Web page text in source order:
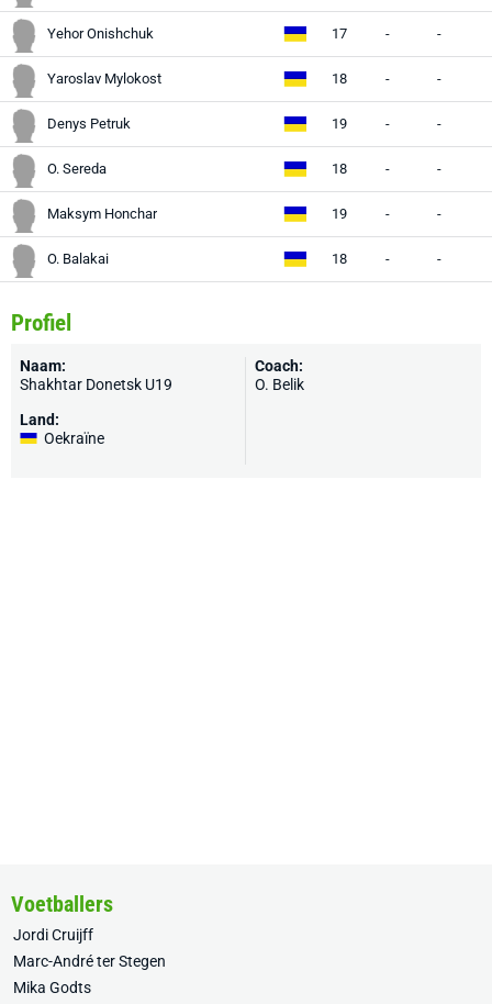
Yehor Onishchuk 17 - -
Yaroslav Mylokost 18 - -
Denys Petruk 19 - -
O. Sereda 18 - -
Maksym Honchar 19 - -
O. Balakai 18 - -
Profiel
Naam:
Shakhtar Donetsk U19
Land:
Oekraïne
Coach:
O. Belik
Voetballers
Jordi Cruijff
Marc-André ter Stegen
Mika Godts